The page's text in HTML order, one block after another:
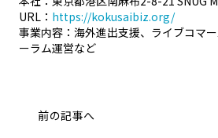
URL： https://kokusaibiz.org/
事業内容：海外進出支援、ライブコマ
ーラム運営など
前の記事へ